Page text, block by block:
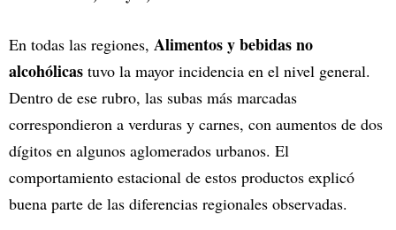
En todas las regiones, Alimentos y bebidas no
alcohólicas tuvo la mayor incidencia en el nivel general.
Dentro de ese rubro, las subas más marcadas
correspondieron a verduras y carnes, con aumentos de dos
dígitos en algunos aglomerados urbanos. El
comportamiento estacional de estos productos explicó
buena parte de las diferencias regionales observadas.